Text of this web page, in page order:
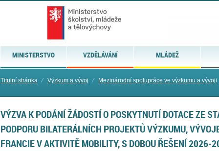
MINISTERSTVO VZDĚLÁVÁNÍ MLÁDEŽ
Titulní stránka ⁄ Výzkum a vývoj ⁄ Mezinárodní spolupráce ve výzkumu a vývoji
VÝZVA K PODÁNÍ ŽÁDOSTÍ O POSKYTNUTÍ DOTACE ZE
PODPORU BILATERÁLNÍCH PROJEKTŮ VÝZKUMU,
FRANCIE V AKTIVITĚ MOBILITY, S DOBOU ŘEŠENÍ 2026-